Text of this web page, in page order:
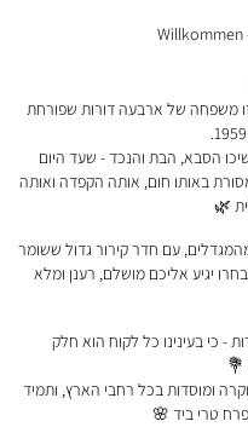
Willkommen
משפחה של ארבעה דורות שפורחת
הסבא, הבת והנכד - שעד היום
באותו חום, אותה הקפדה ואותה
🌿
עם חדר קירור גדול ששומר
יגיע אליכם מושלם, רענן ומלא
- כי בעינינו כל לקוח הוא חלק
ומוסדות בכל רחבי הארץ, ותמיד
טרי ביד 🌸